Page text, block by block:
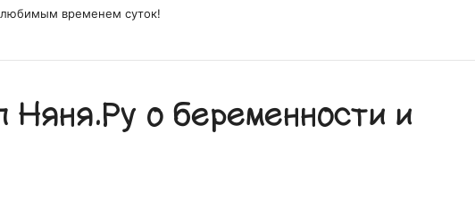
любимым временем суток!
о беременности и